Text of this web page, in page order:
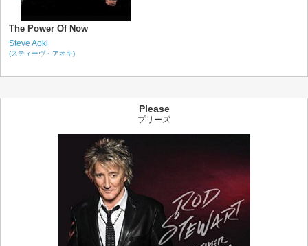
The Power Of Now
Steve Aoki
(スティーヴ・アオキ)
Please
プリーズ